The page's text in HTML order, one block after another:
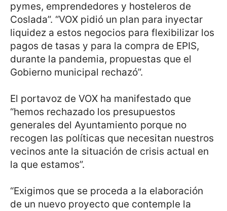
pymes, emprendedores y hosteleros de
Coslada”. “VOX pidió un plan para inyectar
liquidez a estos negocios para flexibilizar los
pagos de tasas y para la compra de EPIS,
durante la pandemia, propuestas que el
Gobierno municipal rechazó”.
El portavoz de VOX ha manifestado que
“hemos rechazado los presupuestos
generales del Ayuntamiento porque no
recogen las políticas que necesitan nuestros
vecinos ante la situación de crisis actual en
la que estamos”.
“Exigimos que se proceda a la elaboración
de un nuevo proyecto que contemple la